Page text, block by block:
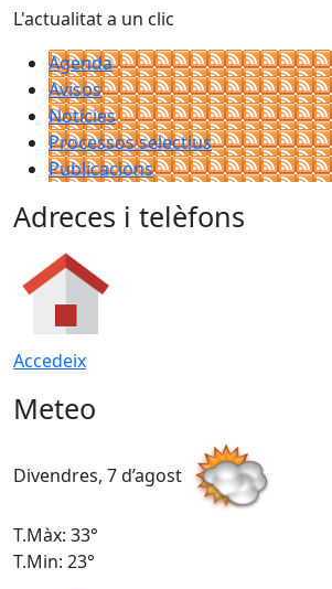
L'actualitat a un clic
Agenda
Avisos
Notícies
Processos selectius
Publicacions
Adreces i telèfons
Accedeix
Meteo
Divendres, 7 d’agost
T.Màx: 33°
T.Min: 23°